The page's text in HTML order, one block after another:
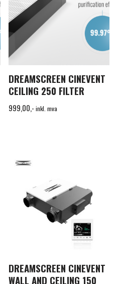
DREAMSCREEN CINEVENT
CEILING 250 FILTER
999,00,- inkl. mva
DREAMSCREEN CINEVENT
WALL AND CEILING 150